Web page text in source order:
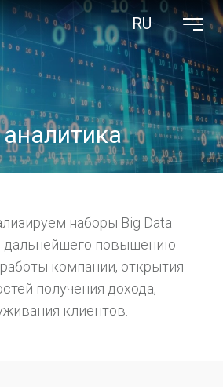
RU
наборы Big Data
дальнейшего повышению
компании, открытия
получения дохода,
клиентов.